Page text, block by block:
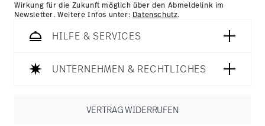
Wirkung für die Zukunft möglich über den Abmeldelink im
Newsletter. Weitere Infos unter: Datenschutz.
HILFE & SERVICES
UNTERNEHMEN & RECHTLICHES
VERTRAG WIDERRUFEN